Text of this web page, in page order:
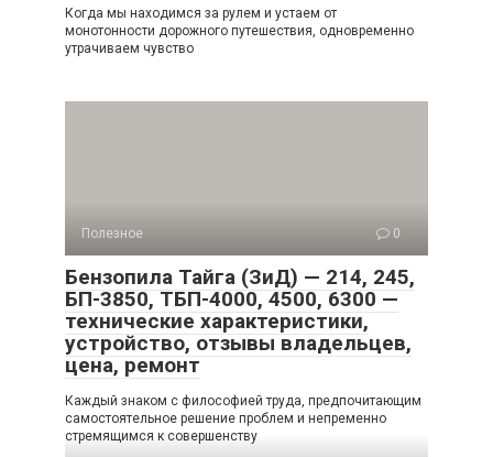
Когда мы находимся за рулем и устаем от
монотонности дорожного путешествия, одновременно
утрачиваем чувство
Полезное 0
Бензопила Тайга (ЗиД) — 214, 245,
БП-3850, ТБП-4000, 4500, 6300 —
технические характеристики,
устройство, отзывы владельцев,
цена, ремонт
Каждый знаком с философией труда, предпочитающим
самостоятельное решение проблем и непременно
стремящимся к совершенству